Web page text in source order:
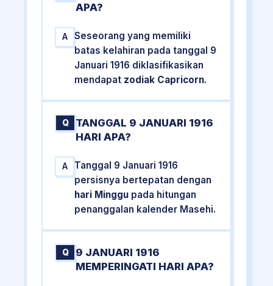
APA?
A
Seseorang yang memiliki
batas kelahiran pada tanggal 9
Januari 1916 diklasifikasikan
mendapat zodiak Capricorn.
Q
TANGGAL 9 JANUARI 1916
HARI APA?
A
Tanggal 9 Januari 1916
persisnya bertepatan dengan
hari Minggu pada hitungan
penanggalan kalender Masehi.
Q
9 JANUARI 1916
MEMPERINGATI HARI APA?